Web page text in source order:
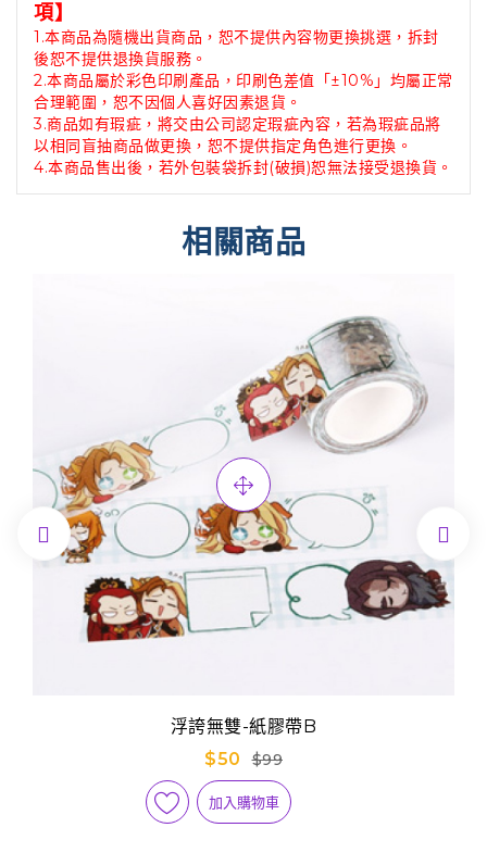
項】
1.本商品為隨機出貨商品，恕不提供內容物更換挑選，拆封
後恕不提供退換貨服務。
2.本商品屬於彩色印刷產品，印刷色差值「±10%」均屬正常
合理範圍，恕不因個人喜好因素退貨。
3.商品如有瑕疵，將交由公司認定瑕疵內容，若為瑕疵品將
以相同盲抽商品做更換，恕不提供指定角色進行更換。
4.本商品售出後，若外包裝袋拆封(破損)恕無法接受退換貨。
相關商品
浮誇無雙-紙膠帶B
$50
$99
加入購物車
 